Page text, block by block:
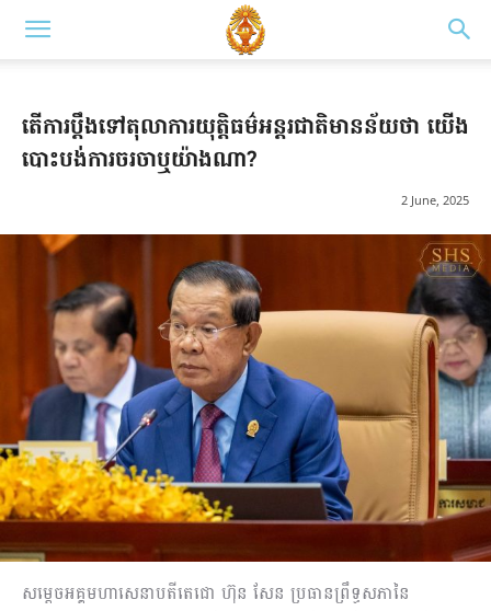
តើការប្តឹងទៅតុលាការយុត្តិធម៌អន្តរជាតិមានន័យថា យើង
បោះបង់ការចរចាឬយ៉ាងណា?
2 June, 2025
សម្តេចអគ្គមហាសេនាបតីតេជោ ហ៊ុន សែន ប្រធានព្រឹទ្ធសភានៃ